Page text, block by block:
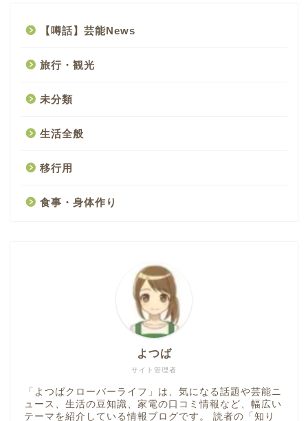
【噂話】芸能News
旅行・観光
未分類
生活全般
移行用
食事・身体作り
サイト管理者
よつば
「よつばクローバーライフ」は、気になる話題や芸能ニ
ュース、生活の豆知識、家電の口コミ情報など、幅広い
テーマを紹介している情報ブログです。 読者の「知り